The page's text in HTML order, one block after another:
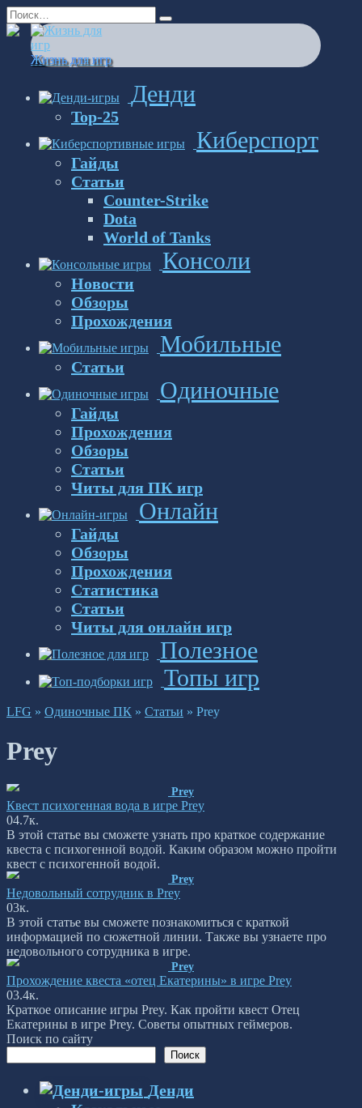
Перейти
к
содержанию
Search
for:
Жизнь для игр
Денди
Top-25
Киберспорт
Гайды
Статьи
Counter-Strike
Dota
World of Tanks
Консоли
Новости
Обзоры
Прохождения
Мобильные
Статьи
Одиночные
Гайды
Прохождения
Обзоры
Статьи
Читы для ПК игр
Онлайн
Гайды
Обзоры
Прохождения
Статистика
Статьи
Читы для онлайн игр
Полезное
Топы игр
LFG » Одиночные ПК » Статьи » Prey
Prey
Prey
Квест психогенная вода в игре Prey
04.7к.
В этой статье вы сможете узнать про краткое содержание
квеста с психогенной водой. Каким образом можно пройти
квест с психогенной водой.
Prey
Недовольный сотрудник в Prey
03к.
В этой статье вы сможете познакомиться с краткой
информацией по сюжетной линии. Также вы узнаете про
недовольного сотрудника в игре.
Prey
Прохождение квеста «отец Екатерины» в игре Prey
03.4к.
Краткое описание игры Prey. Как пройти квест Отец
Екатерины в игре Prey. Советы опытных геймеров.
Поиск по сайту
Поиск
Денди